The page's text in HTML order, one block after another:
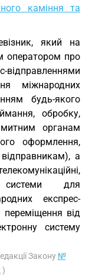
каміння та
який на
оператором про
міжнародних
будь-якого
обробку,
митним органам
оформлення,
а
системи для
експрес-
переміщення від
систему
Закону №
)